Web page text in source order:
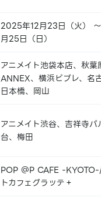
2025年12月23日（火）
月25日（日）
アニメイト池袋本店、秋葉
ANNEX、横浜ビブレ、名
日本橋、岡山
アニメイト渋谷、吉祥寺パ
台、梅田
POP ＠P CAFE -
トカフェグラッテ＋